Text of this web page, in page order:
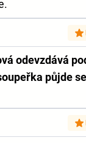
odevzdává
půjde